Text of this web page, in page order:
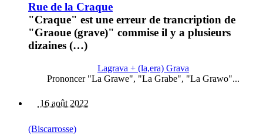
Rue de la Craque
"Craque" est une erreur de trancription de
"Graoue (grave)" commise il y a plusieurs
dizaines (…)
Lagrava + (la,era) Grava
Prononcer "La Grawe", "La Grabe", "La Grawo"...
16 août 2022
(Biscarrosse)